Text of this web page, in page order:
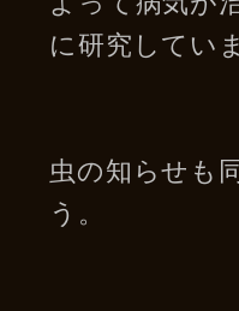
に研究してい
虫の知らせも
う。